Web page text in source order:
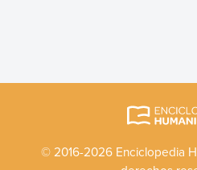
© 2016-2026 Enciclopedia